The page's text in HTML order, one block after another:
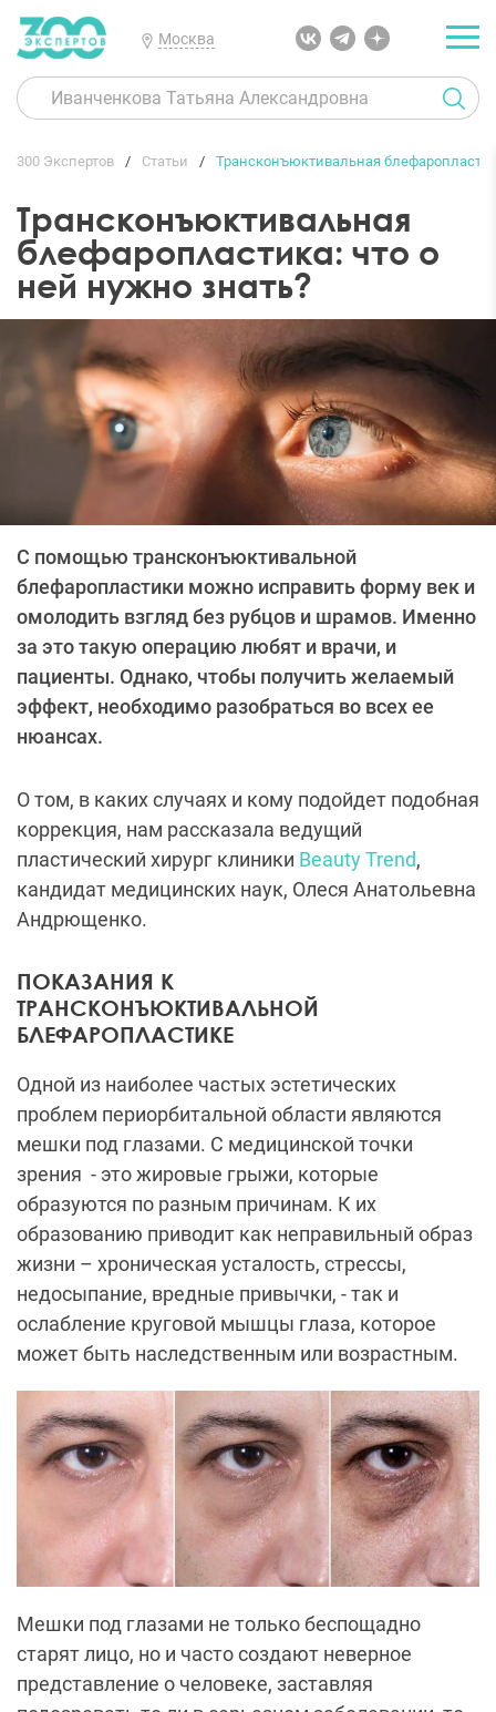
Москва
300 Экспертов Статьи Трансконъюктивальная
Трансконъюктивальная
блефаропластика: что о
ней нужно знать?
С помощью трансконъюктивальной
блефаропластики можно исправить форму век и
омолодить взгляд без рубцов и шрамов. Именно
за это такую операцию любят и врачи, и
пациенты. Однако, чтобы получить желаемый
эффект, необходимо разобраться во всех ее
нюансах.
О том, в каких случаях и кому подойдет подобная
коррекция, нам рассказала ведущий
пластический хирург клиники Beauty Trend,
кандидат медицинских наук, Олеся Анатольевна
Андрющенко.
ПОКАЗАНИЯ К
ТРАНСКОНЪЮКТИВАЛЬНОЙ
БЛЕФАРОПЛАСТИКЕ
Одной из наиболее частых эстетических
проблем периорбитальной области являются
мешки под глазами. С медицинской точки
зрения - это жировые грыжи, которые
образуются по разным причинам. К их
образованию приводит как неправильный образ
жизни – хроническая усталость, стрессы,
недосыпание, вредные привычки, - так и
ослабление круговой мышцы глаза, которое
может быть наследственным или возрастным.
Мешки под глазами не только беспощадно
старят лицо, но и часто создают неверное
представление о человеке, заставляя